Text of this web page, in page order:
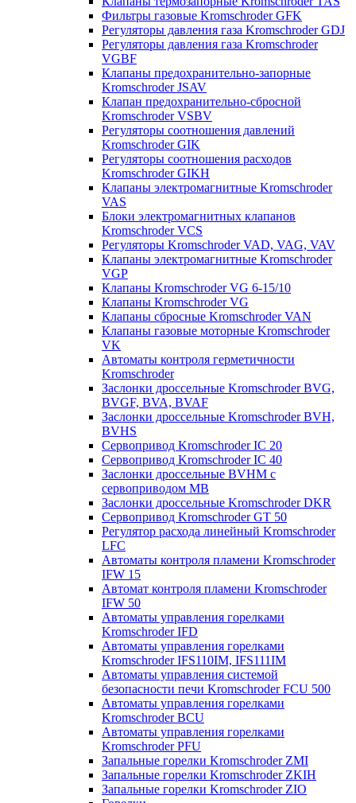
Фильтры газовые Kromschroder GFK
Регуляторы давления газа Kromschroder GDJ
Регуляторы давления газа Kromschroder
VGBF
Клапаны предохранительно-запорные
Kromschroder JSAV
Клапан предохранительно-сбросной
Kromschroder VSBV
Регуляторы соотношения давлений
Kromschroder GIK
Регуляторы соотношения расходов
Kromschroder GIKH
Клапаны электромагнитные Kromschroder
VAS
Блоки электромагнитных клапанов
Kromschroder VCS
Регуляторы Kromschroder VAD, VAG, VAV
Клапаны электромагнитные Kromschroder
VGP
Клапаны Kromschroder VG 6-15/10
Клапаны Kromschroder VG
Клапаны сбросные Kromschroder VAN
Клапаны газовые моторные Kromschroder
VK
Автоматы контроля герметичности
Kromschroder
Заслонки дроссельные Kromschroder BVG,
BVGF, BVA, BVAF
Заслонки дроссельные Kromschroder BVH,
BVHS
Сервопривод Kromschroder IC 20
Сервопривод Kromschroder IC 40
Заслонки дроссельные BVHM с
сервоприводом МВ
Заслонки дроссельные Kromschroder DKR
Cервопривод Kromschroder GT 50
Регулятор расхода линейный Kromschroder
LFC
Автоматы контроля пламени Kromschroder
IFW 15
Автомат контроля пламени Kromschroder
IFW 50
Автоматы управления горелками
Kromschroder IFD
Автоматы управления горелками
Kromschroder IFS110IM, IFS111IM
Автоматы управления системой
безопасности печи Kromschroder FCU 500
Автоматы управления горелками
Kromschroder BCU
Автоматы управления горелками
Kromschroder PFU
Запальные горелки Kromschroder ZМI
Запальные горелки Kromschroder ZKIH
Запальные горелки Kromschroder ZIO